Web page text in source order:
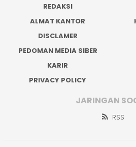
REDAKSI
ALMAT KANTOR
DISCLAMER
PEDOMAN MEDIA SIBER
KARIR
PRIVACY POLICY
JARINGAN
RSS